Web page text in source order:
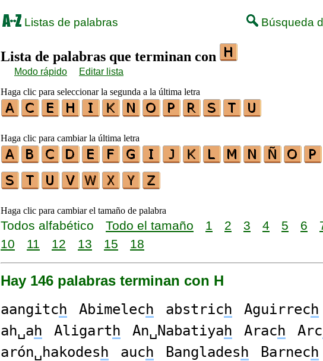
Listas de palabras Búsqueda
Lista de palabras que terminan con
Modo rápido
Editar lista
Haga clic para seleccionar la segunda a la última letra
Haga clic para cambiar la última letra
Haga clic para cambiar el tamaño de palabra
Todos alfabético Todo el tamaño 1 2 3 4 5 6
10
11 12 13 15 18
Hay 146 palabras terminan con H
aangitch Abimelech abstrich Aguirrech
ah␣ah Aligarth An␣Nabatiyah Arach Arc
arón␣hakodes h auch Banglades h Barnech